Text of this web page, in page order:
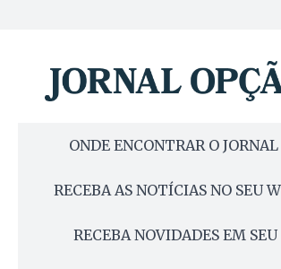
ONDE ENCONTRAR O
RECEBA AS NOTÍCIAS NO SEU
RECEBA NOVIDADES EM